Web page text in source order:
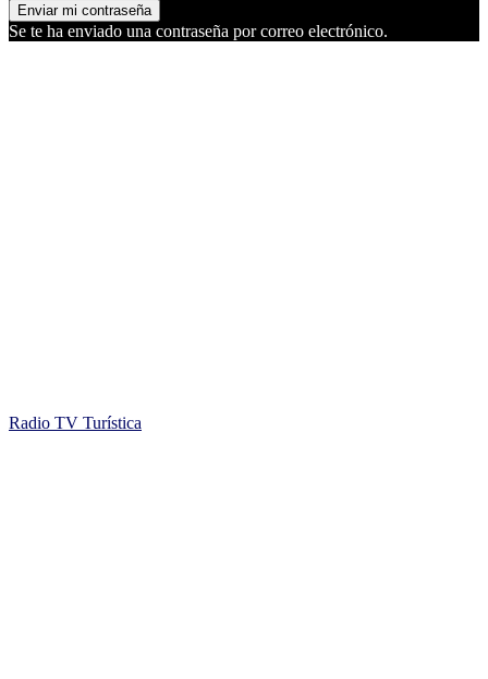
Se te ha enviado una contraseña por correo electrónico.
Radio TV Turística